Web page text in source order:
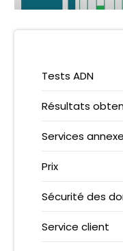
Tests ADN
Résultats
Services
Prix
Sécurité des
Service client